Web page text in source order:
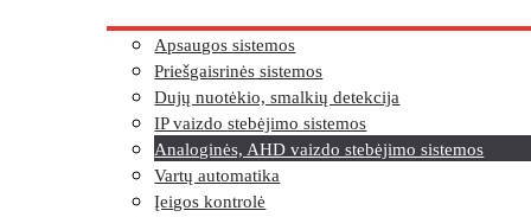
Apsaugos sistemos
Priešgaisrinės sistemos
Dujų nuotėkio, smalkių detekcija
IP vaizdo stebėjimo sistemos
Analoginės, AHD vaizdo stebėjimo sistemos
Vartų automatika
Įeigos kontrolė